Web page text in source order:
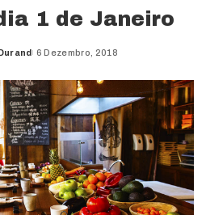
1 de Janeiro
6 Dezembro, 2018